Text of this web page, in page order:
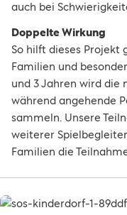
auch bei
Doppelte Wirkung
So hilft dieses Projekt
Familien und
und 3 Jahren wird die
während angehende
sammeln. Unsere
weiterer
Familien die